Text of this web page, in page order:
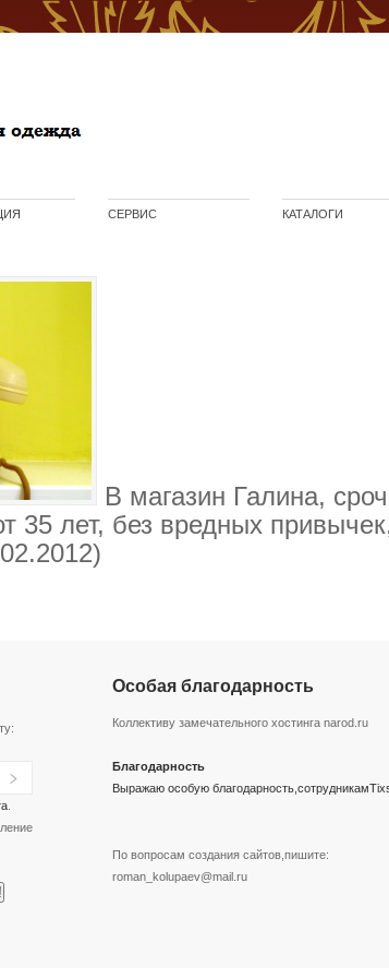
СЕРВИС КАТАЛОГИ
В магазин Галина,
35 лет, без вредных
Особая благодарность
Коллективу замечательного хостинга narod.ru
Благодарность
Выражаю особую благодарность,сотрудникам
По вопросам создания сайтов,пишите:
roman_kolupaev@mail.ru